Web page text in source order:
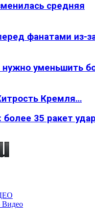
средняя
фанатами из-
уменьшить
Кремля…
35 ракет